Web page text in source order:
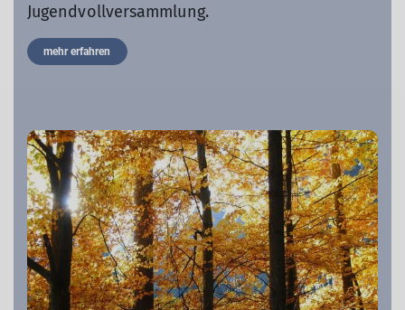
Jugendvollversammlung.
mehr erfahren